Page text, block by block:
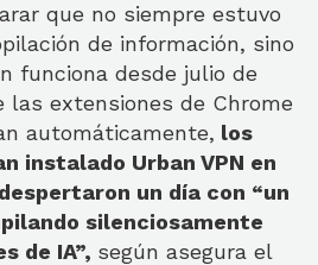
que no siempre estuvo
de información, sino
funciona desde julio de
las extensiones de Chrome
automáticamente, los
instalado Urban VPN en
un día con “un
silenciosamente
de IA”, según asegura el